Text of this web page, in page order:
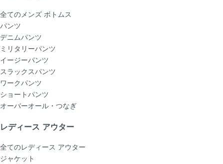
全てのメンズ ボトムス
パンツ
デニムパンツ
ミリタリーパンツ
イージーパンツ
スラックスパンツ
ワークパンツ
ショートパンツ
オーバーオール・つなぎ
レディース アウター
全てのレディース アウター
ジャケット